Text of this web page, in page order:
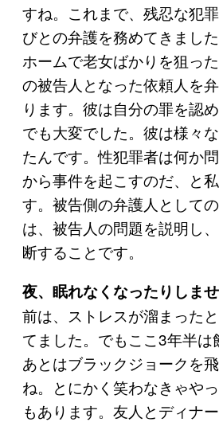
すね。これまで、残忍な犯
びとの弁護を務めてきまし
ホームで老女ばかりを狙っ
の被告人となった依頼人を
ります。彼は自分の罪を認
でも大変でした。彼は様々
たんです。性犯罪者は何か
から事件を起こすのだ、と
す。被告側の弁護人として
は、被告人の問題を説明し
断することです。
夜、眠れなくなったりしま
前は、ストレスが溜まった
てました。でもここ3年半は
あとはブラックジョークを
ね。とにかく笑わなきゃや
もあります。友人とディナ